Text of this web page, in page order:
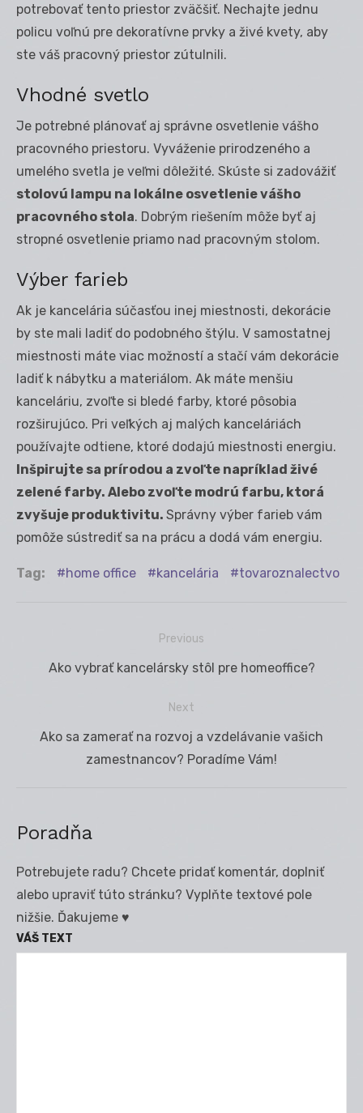
potrebovať tento priestor zväčšiť. Nechajte jednu
policu voľnú pre dekoratívne prvky a živé kvety, aby
ste váš pracovný priestor zútulnili.
Vhodné svetlo
Je potrebné plánovať aj správne osvetlenie vášho
pracovného priestoru. Vyváženie prirodzeného a
umelého svetla je veľmi dôležité. Skúste si zadovážiť
stolovú lampu na lokálne osvetlenie vášho
pracovného stola. Dobrým riešením môže byť aj
stropné osvetlenie priamo nad pracovným stolom.
Výber farieb
Ak je kancelária súčasťou inej miestnosti, dekorácie
by ste mali ladiť do podobného štýlu. V samostatnej
miestnosti máte viac možností a stačí vám dekorácie
ladiť k nábytku a materiálom. Ak máte menšiu
kanceláriu, zvoľte si bledé farby, ktoré pôsobia
rozširujúco. Pri veľkých aj malých kanceláriách
používajte odtiene, ktoré dodajú miestnosti energiu.
Inšpirujte sa prírodou a zvoľte napríklad živé
zelené farby. Alebo zvoľte modrú farbu, ktorá
zvyšuje produktivitu. Správny výber farieb vám
pomôže sústrediť sa na prácu a dodá vám energiu.
Tag: home office kancelária tovaroznalectvo
Previous
Previous
Ako vybrať kancelársky stôl pre homeoffice?
Next
Next
Ako sa zamerať na rozvoj a vzdelávanie vašich
zamestnancov? Poradíme Vám!
Poradňa
Potrebujete radu? Chcete pridať komentár, doplniť
alebo upraviť túto stránku? Vyplňte textové pole
nižšie. Ďakujeme ♥
VÁŠ TEXT